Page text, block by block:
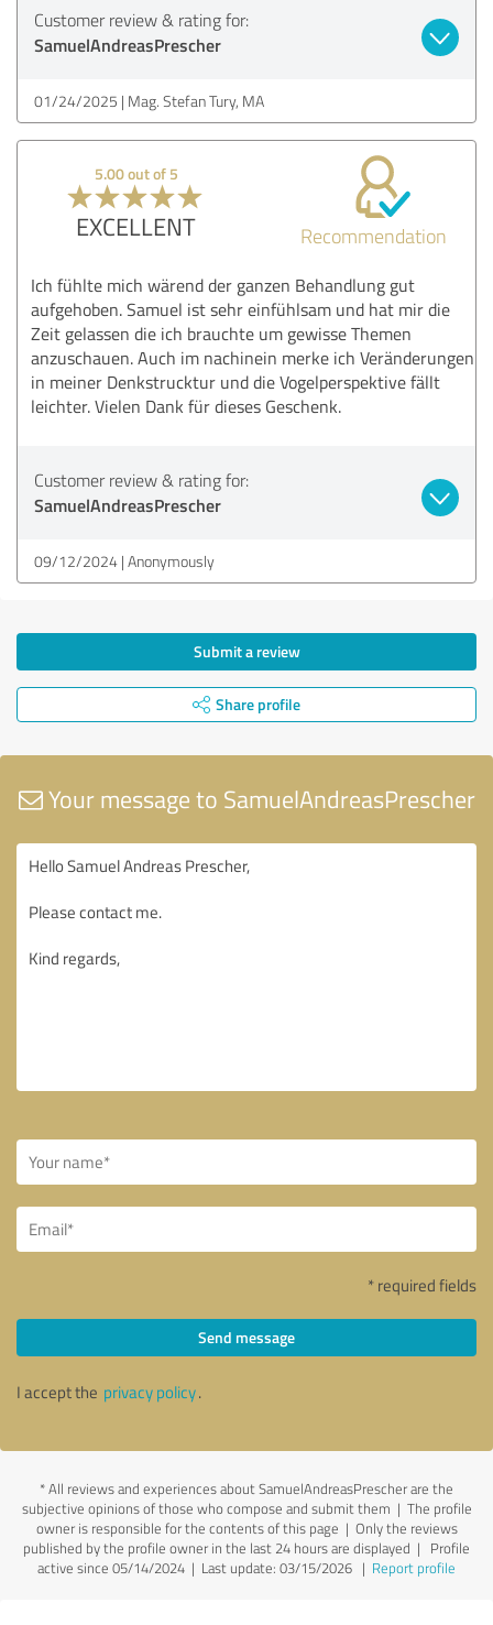
Customer review & rating for:
SamuelAndreasPrescher
01/24/2025 Mag. Stefan Tury, MA
5.00 out of 5
EXCELLENT Recommendation
Ich fühlte mich wärend der ganzen Behandlung gut
aufgehoben. Samuel ist sehr einfühlsam und hat mir die
Zeit gelassen die ich brauchte um gewisse Themen
anzuschauen. Auch im nachinein merke ich Veränderungen
in meiner Denkstrucktur und die Vogelperspektive fällt
leichter. Vielen Dank für dieses Geschenk.
Customer review & rating for:
SamuelAndreasPrescher
09/12/2024 Anonymously
Submit a review
Share profile
Your message to SamuelAndreasPrescher
* required fields
Send message
I accept the privacy policy.
*All reviews and experiences about SamuelAndreasPrescher are the
subjective opinions of those who compose and submit them | The profile
owner is responsible for the contents of this page | Only the reviews
published by the profile owner in the last 24 hours are displayed | Profile
active since 05/14/2024 | Last update: 03/15/2026 | Report profile